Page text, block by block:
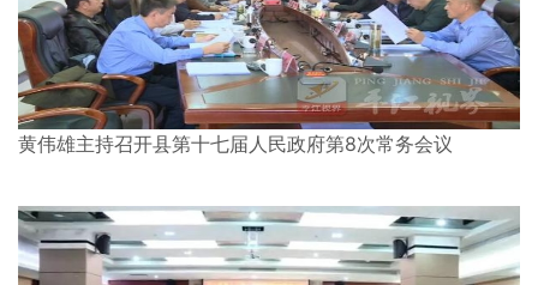
黄伟雄主持召开县第十七届人民政府第8次常务会议